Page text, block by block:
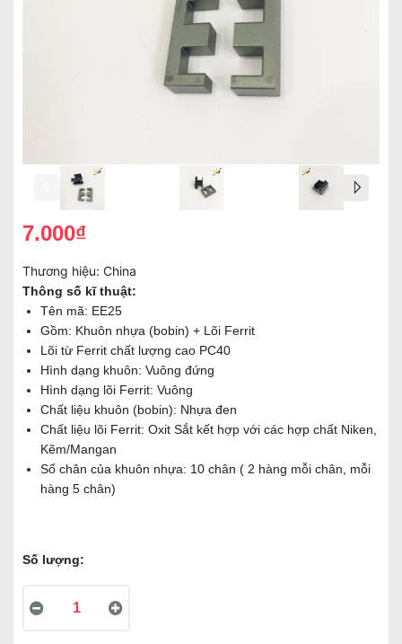
7.000₫
Thương hiệu: China
Thông số kĩ thuật:
Tên mã: EE25
Gồm: Khuôn nhựa (bobin) + Lõi Ferrit
Lõi từ Ferrit chất lượng cao PC40
Hình dạng khuôn: Vuông đứng
Hình dạng lõi Ferrit: Vuông
Chất liệu khuôn (bobin): Nhựa đen
Chất liệu lõi Ferrit: Oxit Sắt kết hợp với các hợp chất Niken,
Kẽm/Mangan
Số chân của khuôn nhựa: 10 chân ( 2 hàng mỗi chân, mỗi
hàng 5 chân)
Số lượng: